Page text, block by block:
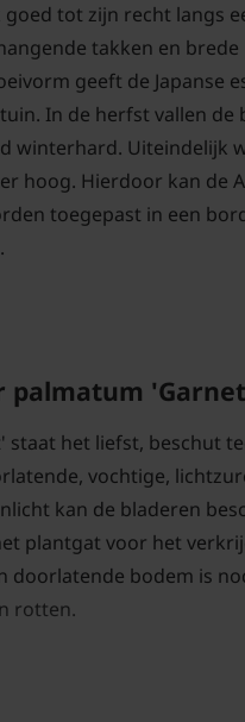
tot zijn recht langs
takken en brede
geeft de Japanse
In de herfst vallen de
winterhard. Uiteindelijk
hoog. Hierdoor kan de
toegepast in een
palmatum
staat het liefst, beschut
vochtige,
kan de bladeren
plantgat voor het
doorlatende bodem is
rotten.